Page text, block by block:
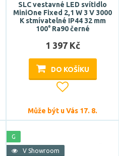
SLC vestavné LED svítidlo
MiniOne Fixed 2,1 W 3 V 3000
K stmívatelné IP44 32 mm
100° Ra90 černé
1 397 Kč
DO KOŠÍKU
Může být u Vás 17. 8.
G
V Showroom